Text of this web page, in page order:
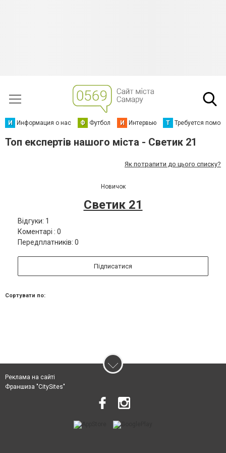
И Информация о нас Ф Футбол И Интервью Т Требуется
Топ експертів нашого міста - Светик 21
Як потрапити до цього списку?
Новичок
Светик 21
Відгуки: 1
Коментарі : 0
Передплатників: 0
Підписатися
Сортувати по:
Реклама на сайті
Франшиза "CitySites"